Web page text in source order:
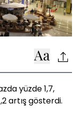
yüzde 1,7,
artış gösterdi.